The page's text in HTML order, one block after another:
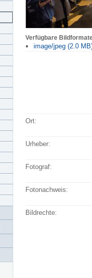
Verfügbare
image/jpeg (2.0
Ort:
Urheber:
Fotograf:
Fotonachweis:
Bildrechte: